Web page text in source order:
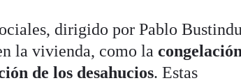
dirigido por Pablo
la vivienda, como lacongelación
de los desahucios. Estas